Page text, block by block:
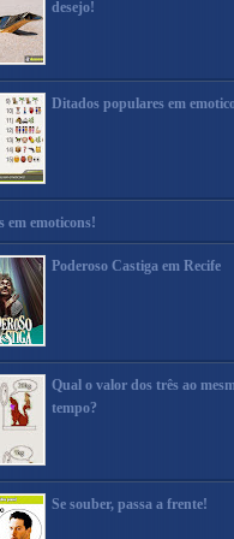
desejo!
Ditados populares em
em emoticons!
Poderoso Castiga em Recife
Qual o valor dos três ao
tempo?
Se souber, passa a frente!